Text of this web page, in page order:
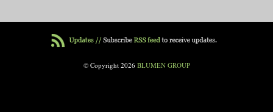
© Copyright 2026 BLUMEN GROUP